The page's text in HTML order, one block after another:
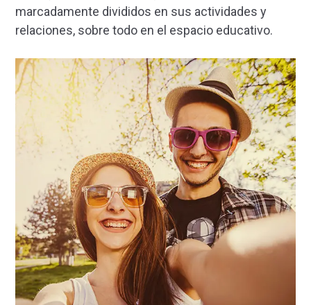
marcadamente divididos en sus actividades y
relaciones, sobre todo en el espacio educativo.